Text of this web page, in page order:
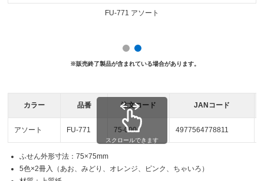
FU-771 アソート
※販売終了製品が含まれている場合があります。
カラー 品番 注文コード JANコード
アソート FU-771 75-000 4977564778811
スクロールできます
ふせん外形寸法：75×75mm
5色×2冊入（あお、みどり、オレンジ、ピンク、ちゃいろ）